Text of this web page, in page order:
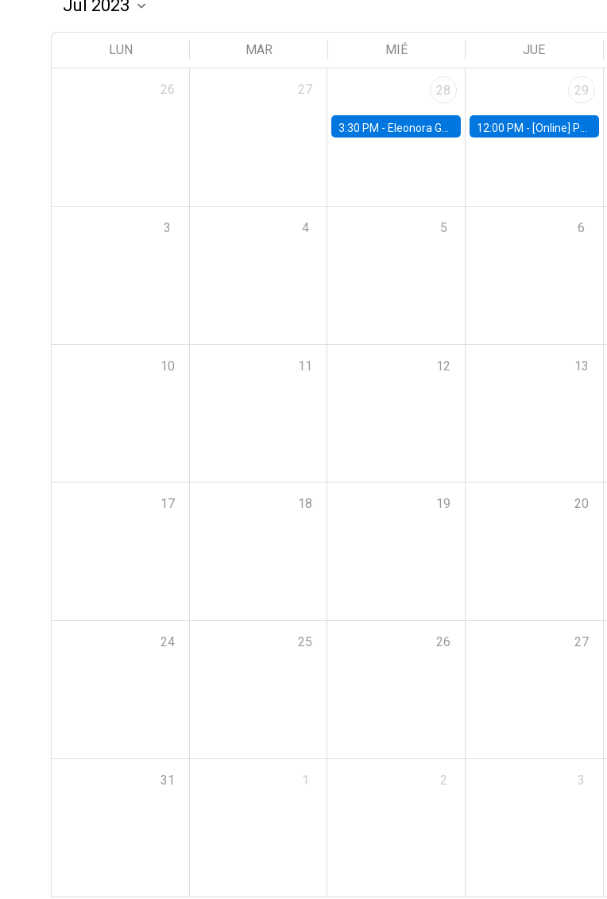
LUN MAR MIÉ JUE
26 27 28
3:30 PM - Eleonora Guarnieri, Exeter University
29
12:00 PM - [Online] Pablo Slutzky, University of Maryland
3 4 5 6
10 11 12 13
17 18 19 20
24 25 26 27
31 1 2 3